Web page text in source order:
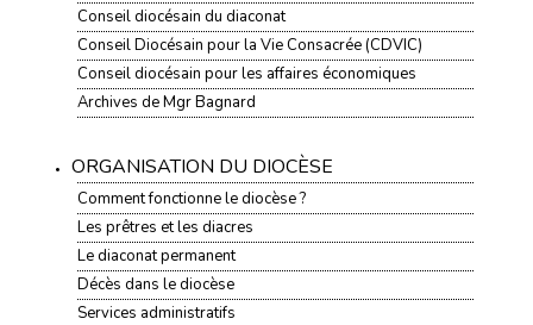
Conseil diocésain du diaconat
Conseil Diocésain pour la Vie Consacrée (CDVIC)
Conseil diocésain pour les affaires économiques
Archives de Mgr Bagnard
ORGANISATION DU DIOCÈSE
Comment fonctionne le diocèse ?
Les prêtres et les diacres
Le diaconat permanent
Décès dans le diocèse
Services administratifs